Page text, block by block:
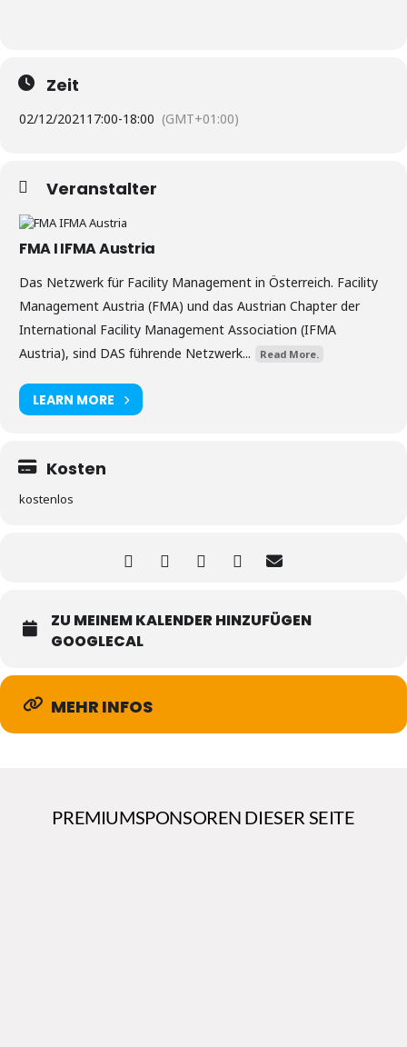
Zeit
02/12/2021 17:00-18:00 (GMT+01:00)
Veranstalter
FMA I IFMA Austria
Das Netzwerk für Facility Management in Österreich. Facility
Management Austria (FMA) und das Austrian Chapter der
International Facility Management Association (IFMA
Austria), sind DAS führende Netzwerk...
Read More.
LEARN MORE
Kosten
kostenlos
ZU MEINEM KALENDER HINZUFÜGEN
GOOGLECAL
MEHR INFOS
PREMIUMSPONSOREN DIESER SEITE